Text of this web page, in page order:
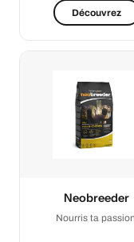
Découvrez
Neobreeder
Nourris ta